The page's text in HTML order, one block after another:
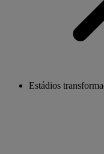
Estádios